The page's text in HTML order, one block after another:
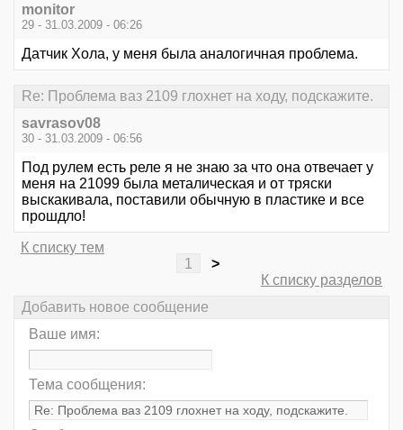
monitor
29 - 31.03.2009 - 06:26
Датчик Хола, у меня была аналогичная проблема.
Re: Проблема ваз 2109 глохнет на ходу, подскажите.
savrasov08
30 - 31.03.2009 - 06:56
Под рулем есть реле я не знаю за что она отвечает у
меня на 21099 была металическая и от тряски
выскакивала, поставили обычную в пластике и все
прошдло!
К списку тем
1
>
К списку разделов
Добавить новое сообщение
Ваше имя:
Тема сообщения: